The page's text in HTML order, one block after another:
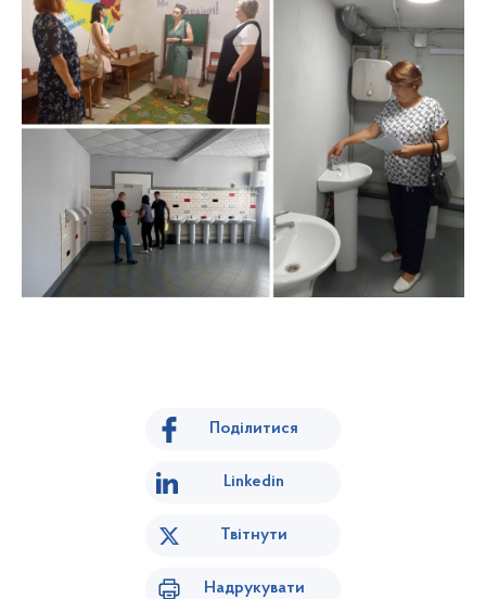
Поділитися
Linkedin
Твітнути
Надрукувати